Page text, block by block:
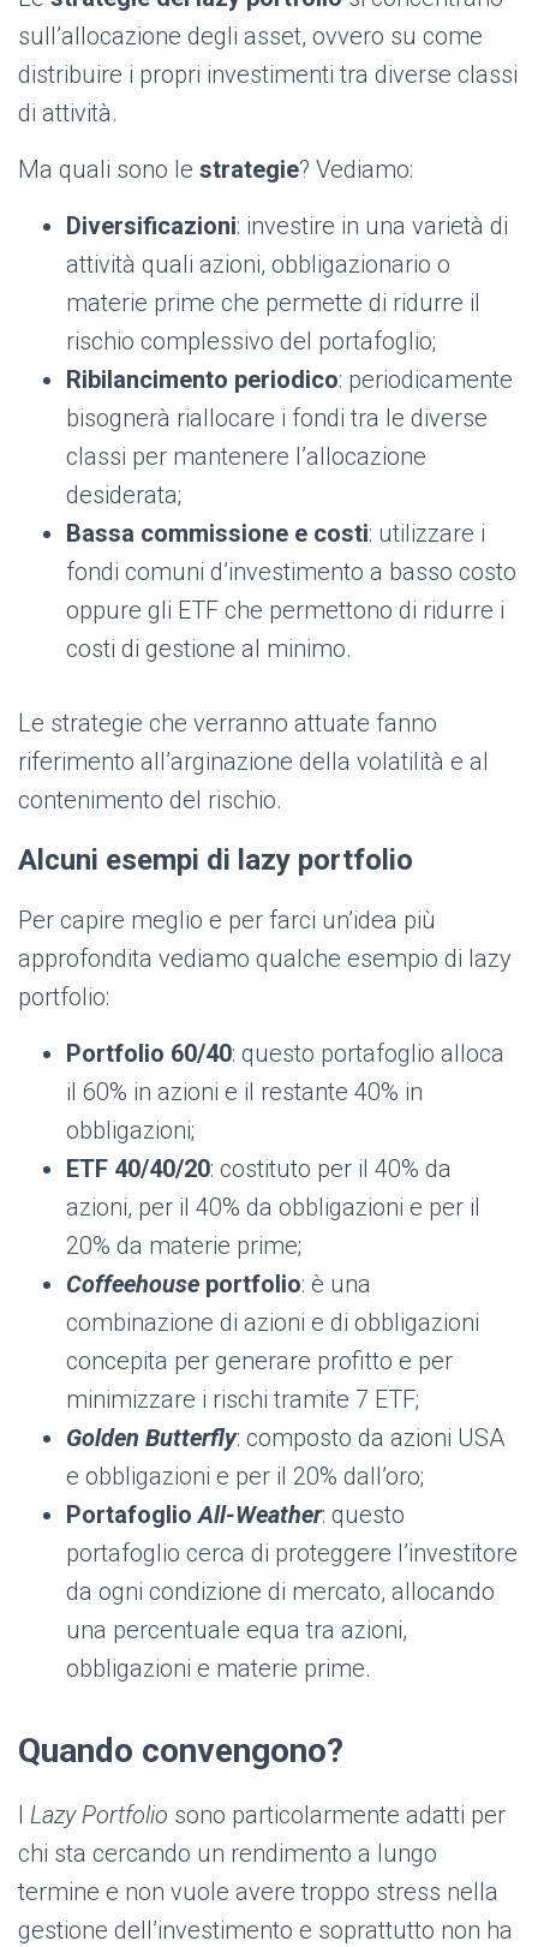
sull’allocazione degli asset, ovvero su come
distribuire i propri investimenti tra diverse classi
di attività.
Ma quali sono le strategie? Vediamo:
Diversificazioni: investire in una varietà di
attività quali azioni, obbligazionario o
materie prime che permette di ridurre il
rischio complessivo del portafoglio;
Ribilancimento periodico: periodicamente
bisognerà riallocare i fondi tra le diverse
classi per mantenere l’allocazione
desiderata;
Bassa commissione e costi: utilizzare i
fondi comuni d’investimento a basso costo
oppure gli ETF che permettono di ridurre i
costi di gestione al minimo.
Le strategie che verranno attuate fanno
riferimento all’arginazione della volatilità e al
contenimento del rischio.
Alcuni esempi di lazy portfolio
Per capire meglio e per farci un’idea più
approfondita vediamo qualche esempio di lazy
portfolio:
Portfolio 60/40: questo portafoglio alloca
il 60% in azioni e il restante 40% in
obbligazioni;
ETF 40/40/20: costituto per il 40% da
azioni, per il 40% da obbligazioni e per il
20% da materie prime;
Coffeehouse portfolio: è una
combinazione di azioni e di obbligazioni
concepita per generare profitto e per
minimizzare i rischi tramite 7 ETF;
Golden Butterfly: composto da azioni USA
e obbligazioni e per il 20% dall’oro;
PortafoglioAll-Weather: questo
portafoglio cerca di proteggere l’investitore
da ogni condizione di mercato, allocando
una percentuale equa tra azioni,
obbligazioni e materie prime.
Quando convengono?
I Lazy Portfolio sono particolarmente adatti per
chi sta cercando un rendimento a lungo
termine e non vuole avere troppo stress nella
gestione dell’investimento e soprattutto non ha